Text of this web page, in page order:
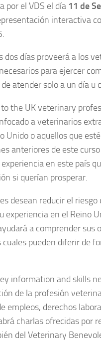
por el VDS el día 11 de
interactiva
dos días proveerá a los
para ejercer
atender solo a un día u
to the UK veterinary
a veterinarios
Unido o aquellos que
anteriores de este
en este país
si querían prosperar.
desean reducir el
experiencia en el Reino
a comprender
cuales pueden diferir de
information and skills
de la profesión
empleos, derechos
charlas ofrecidas por
del Veterinary